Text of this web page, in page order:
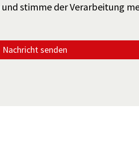
und stimme der Verarbeitung